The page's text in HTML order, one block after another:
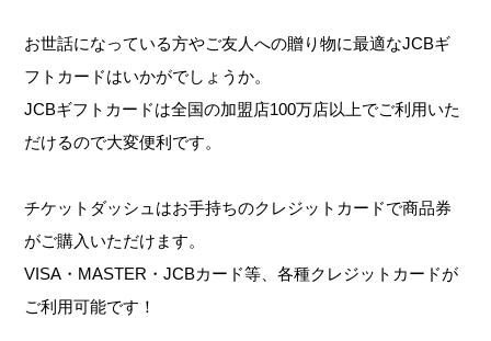
お世話になっている方やご友人への贈り物に最適なJCBギ
フトカードはいかがでしょうか。
JCBギフトカードは全国の加盟店100万店以上でご利用いた
だけるので大変便利です。
チケットダッシュはお手持ちのクレジットカードで商品券
がご購入いただけます。
VISA・MASTER・JCBカード等、各種クレジットカードが
ご利用可能です！